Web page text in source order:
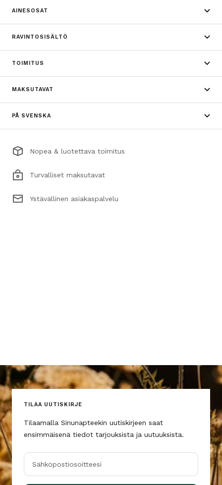
AINESOSAT
RAVINTOSISÄLTÖ
TOIMITUS
MAKSUTAVAT
PÅ SVENSKA
Nopea & luotettava toimitus
Turvalliset maksutavat
Ystävällinen asiakaspalvelu
TILAA UUTISKIRJE
Tilaamalla Sinunapteekin uutiskirjeen saat
ensimmäisenä tiedot tarjouksista ja uutuuksista.
Sähköpostiosoitteesi